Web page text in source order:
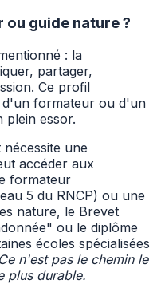
guide nature ?
: la
partager,
Ce profil
d'un formateur ou d'un
plein essor.
une
accéder aux
formateur
5 du RNCP) ou une
nature, le Brevet
ou le diplôme
écoles spécialisées
Ce n'est pas le chemin le
plus durable.